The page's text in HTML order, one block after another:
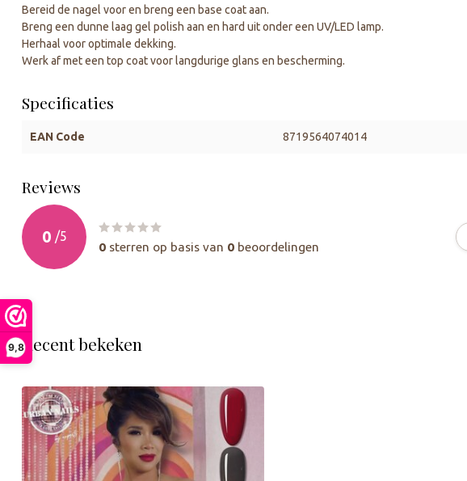
9,8
Bereid de nagel voor en breng een base coat aan.
Breng een dunne laag gel polish aan en hard uit onder een UV/LED lamp.
Herhaal voor optimale dekking.
Werk af met een top coat voor langdurige glans en bescherming.
Specificaties
EAN Code 8719564074014
Reviews
0 /5
0 sterren op basis van 0 beoordelingen
Recent bekeken